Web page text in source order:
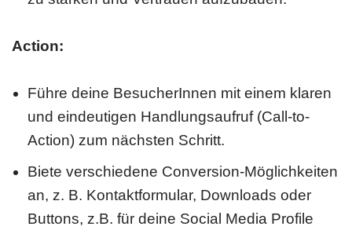
Action:
Führe deine BesucherInnen mit einem klaren
und eindeutigen Handlungsaufruf (Call-to-
Action) zum nächsten Schritt.
Biete verschiedene Conversion-Möglichkeiten
an, z. B. Kontaktformular, Downloads oder
Buttons, z.B. für deine Social Media Profile